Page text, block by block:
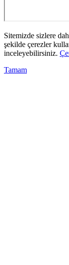
Sitemizde sizlere
şekilde çerezler
inceleyebilirsiniz.
Tamam